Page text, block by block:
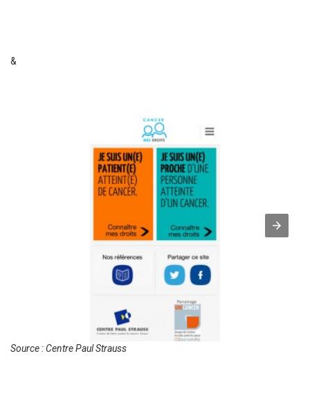
&
Source : Centre Paul Strauss